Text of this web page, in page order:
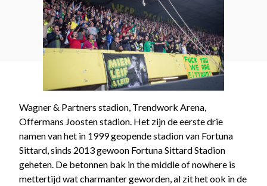
Wagner & Partners stadion, Trendwork Arena,
Offermans Joosten stadion. Het zijn de eerste drie
namen van het in 1999 geopende stadion van Fortuna
Sittard, sinds 2013 gewoon Fortuna Sittard Stadion
geheten. De betonnen bak in the middle of nowhere is
mettertijd wat charmanter geworden, al zit het ook in de